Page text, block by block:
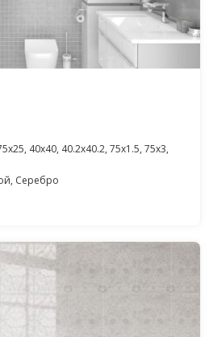
40x40, 40.2x40.2, 75x1.5, 75x3,
Серебро